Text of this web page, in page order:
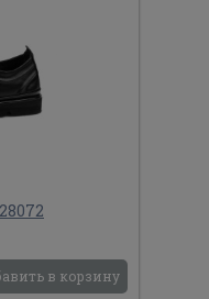
в корзину